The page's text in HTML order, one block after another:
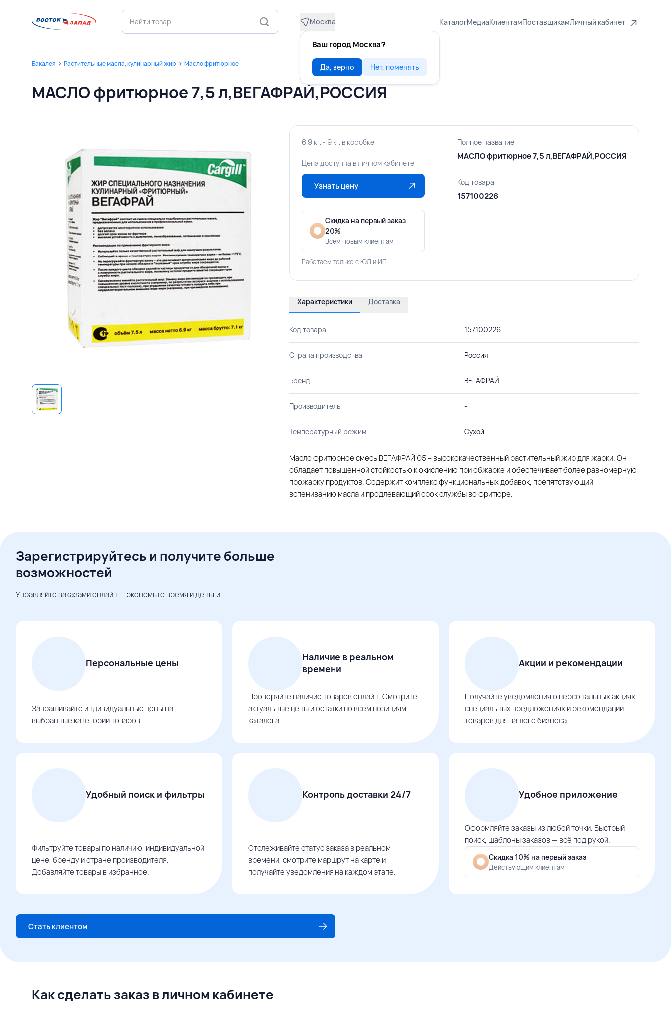
Москва
Ваш город Москва?
Да, верно Нет, поменять
КаталогМедиаКлиентамПоставщикамЛичный кабинет
Бакалея Растительные масла, кулинарный жир Масло фритюрное
МАСЛО фритюрное 7,5 л,ВЕГАФРАЙ,РОССИЯ
6.9 кг. - 9 кг. в коробке
Цена доступна в личном кабинете
Узнать цену
Скидка на первый заказ
20%
Всем новым клиентам
Работаем только с ЮЛ и ИП
Полное название
МАСЛО фритюрное 7,5 л,ВЕГАФРАЙ,РОССИЯ
Код товара
157100226
Характеристики Доставка
Код товара 157100226
Страна производства Россия
Бренд ВЕГАФРАЙ
Производитель -
Температурный режим Сухой
Масло фритюрное смесь ВЕГАФРАЙ 05 – высококачественный растительный жир для жарки. Он
обладает повышенной стойкостью к окислению при обжарке и обеспечивает более равномерную
прожарку продуктов. Содержит комплекс функциональных добавок, препятствующий
вспениванию масла и продлевающий срок службы во фритюре.
Зарегистрируйтесь и получите больше
возможностей
Управляйте заказами онлайн — экономьте время и деньги
Персональные цены
Запрашивайте индивидуальные цены на
выбранные категории товаров.
Наличие в реальном
времени
Проверяйте наличие товаров онлайн. Смотрите
актуальные цены и остатки по всем позициям
каталога.
Акции и рекомендации
Получайте уведомления о персональных акциях,
специальных предложениях и рекомендации
товаров для вашего бизнеса.
Удобный поиск и фильтры
Фильтруйте товары по наличию, индивидуальной
цене, бренду и стране производителя.
Добавляйте товары в избранное.
Контроль доставки 24/7
Отслеживайте статус заказа в реальном
времени, смотрите маршрут на карте и
получайте уведомления на каждом этапе.
Удобное приложение
Оформляйте заказы из любой точки. Быстрый
поиск, шаблоны заказов — всё под рукой.
Скидка 10% на первый заказ
Действующим клиентам
Стать клиентом
Как сделать заказ в личном кабинете